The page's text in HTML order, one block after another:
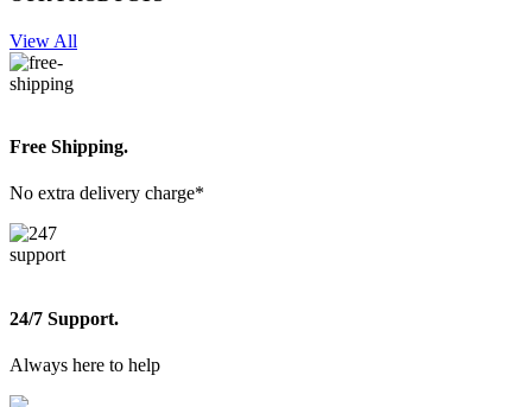
View All
Free Shipping.
No extra delivery charge*
24/7 Support.
Always here to help